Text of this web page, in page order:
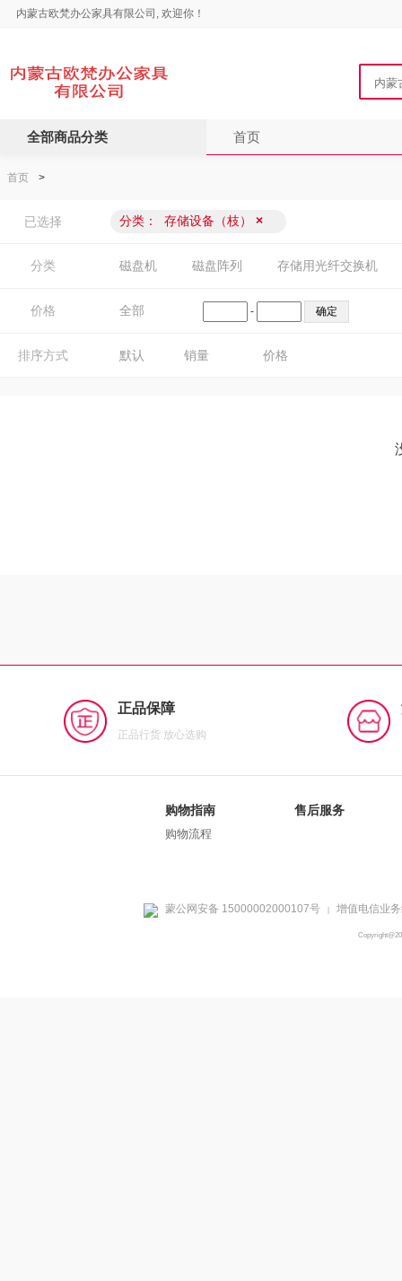
内蒙古欧梵办公家具有限公司, 欢迎你！
全部商品分类 首页
首页 >
已选择 分类： 存储设备（枝） ×
分类 磁盘机 磁盘阵列 存储用光纤交换机
价格 全部 -
排序方式 默认 销量 价格
正品保障
正品行货 放心选购
购物指南
购物流程
售后服务
蒙公网安备 15000002000107号 | 增值电信业